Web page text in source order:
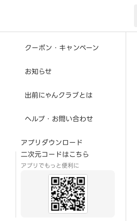
クーポン・キャンペーン
お知らせ
出前にゃんクラブとは
ヘルプ・お問い合わせ
アプリダウンロード
二次元コードはこちら
アプリでもっと便利に